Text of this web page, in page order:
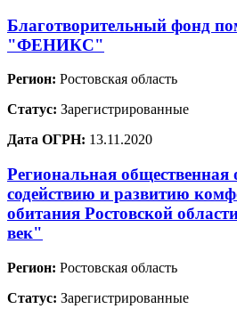
Благотворительный фонд
"ФЕНИКС"
Регион: Ростовская область
Статус: Зарегистрированные
Дата ОГРН: 13.11.2020
Региональная общественная
содействию и развитию
обитания Ростовской
век"
Регион: Ростовская область
Статус: Зарегистрированные